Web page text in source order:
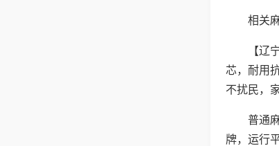
相关
【
芯，耐用
不扰民，
普通
牌，运行